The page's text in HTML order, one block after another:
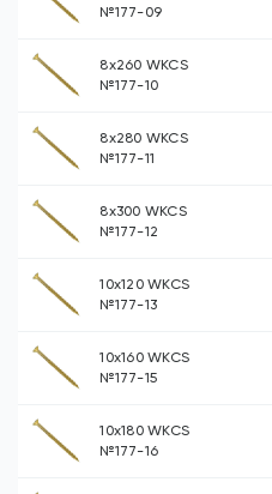
№177-09
8х260 WKCS
№177-10
8х280 WKCS
№177-11
8х300 WKCS
№177-12
10х120 WKCS
№177-13
10х160 WKCS
№177-15
10х180 WKCS
№177-16